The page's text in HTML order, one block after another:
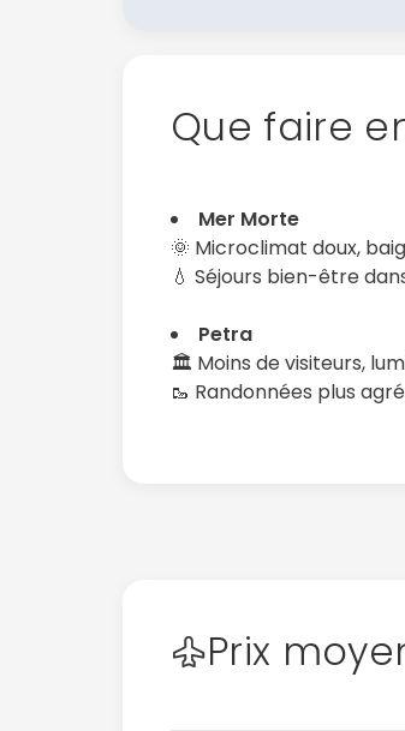
Que faire
Mer Morte
🌞 Microclimat doux,
💧 Séjours bien-être
Petra
🏛️ Moins de visiteurs,
🥾 Randonnées plus
Prix